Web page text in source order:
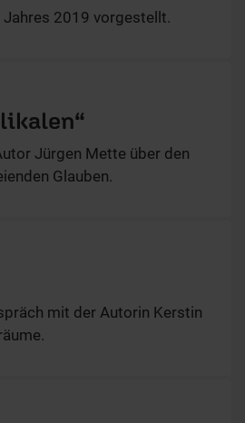
2019 vorgestellt.
Jürgen Mette über den
Glauben.
mit der Autorin Kerstin